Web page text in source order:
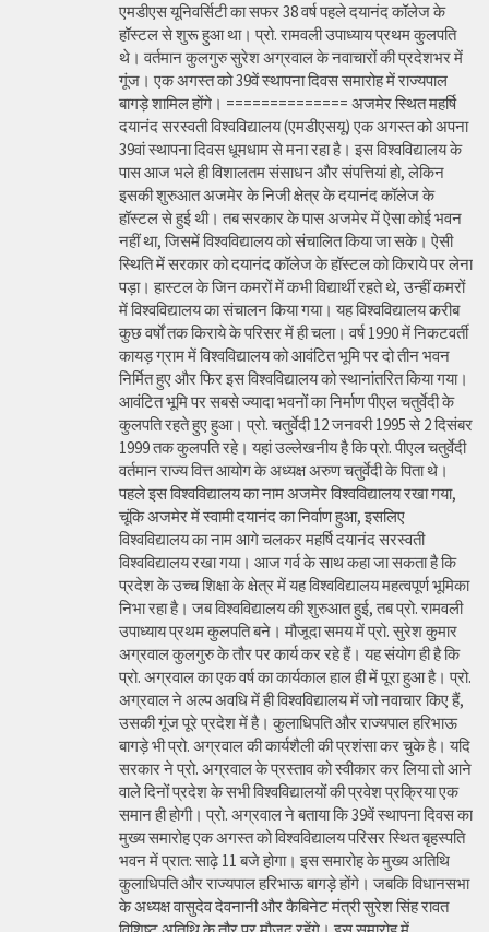
एमडीएस यूनिवर्सिटी का सफर 38 वर्ष पहले दयानंद कॉलेज के
हॉस्टल से शुरू हुआ था। प्रो. रामवली उपाध्याय प्रथम कुलपति
थे। वर्तमान कुलगुरु सुरेश अग्रवाल के नवाचारों की प्रदेशभर में
गूंज। एक अगस्त को 39वें स्थापना दिवस समारोह में राज्यपाल
बागड़े शामिल होंगे। ============== अजमेर स्थित महर्षि
दयानंद सरस्वती विश्वविद्यालय (एमडीएसयू) एक अगस्त को अपना
39वां स्थापना दिवस धूमधाम से मना रहा है। इस विश्वविद्यालय के
पास आज भले ही विशालतम संसाधन और संपत्तियां हो, लेकिन
इसकी शुरुआत अजमेर के निजी क्षेत्र के दयानंद कॉलेज के
हॉस्टल से हुई थी। तब सरकार के पास अजमेर में ऐसा कोई भवन
नहीं था, जिसमें विश्वविद्यालय को संचालित किया जा सके। ऐसी
स्थिति में सरकार को दयानंद कॉलेज के हॉस्टल को किराये पर लेना
पड़ा। हास्टल के जिन कमरों में कभी विद्यार्थी रहते थे, उन्हीं कमरों
में विश्वविद्यालय का संचालन किया गया। यह विश्वविद्यालय करीब
कुछ वर्षों तक किराये के परिसर में ही चला। वर्ष 1990 में निकटवर्ती
कायड़ ग्राम में विश्वविद्यालय को आवंटित भूमि पर दो तीन भवन
निर्मित हुए और फिर इस विश्वविद्यालय को स्थानांतरित किया गया।
आवंटित भूमि पर सबसे ज्यादा भवनों का निर्माण पीएल चतुर्वेदी के
कुलपति रहते हुए हुआ। प्रो. चतुर्वेदी 12 जनवरी 1995 से 2 दिसंबर
1999 तक कुलपति रहे। यहां उल्लेखनीय है कि प्रो. पीएल चतुर्वेदी
वर्तमान राज्य वित्त आयोग के अध्यक्ष अरुण चतुर्वेदी के पिता थे।
पहले इस विश्वविद्यालय का नाम अजमेर विश्वविद्यालय रखा गया,
चूंकि अजमेर में स्वामी दयानंद का निर्वाण हुआ, इसलिए
विश्वविद्यालय का नाम आगे चलकर महर्षि दयानंद सरस्वती
विश्वविद्यालय रखा गया। आज गर्व के साथ कहा जा सकता है कि
प्रदेश के उच्च शिक्षा के क्षेत्र में यह विश्वविद्यालय महत्वपूर्ण भूमिका
निभा रहा है। जब विश्वविद्यालय की शुरुआत हुई, तब प्रो. रामवली
उपाध्याय प्रथम कुलपति बने। मौजूदा समय में प्रो. सुरेश कुमार
अग्रवाल कुलगुरु के तौर पर कार्य कर रहे हैं। यह संयोग ही है कि
प्रो. अग्रवाल का एक वर्ष का कार्यकाल हाल ही में पूरा हुआ है। प्रो.
अग्रवाल ने अल्प अवधि में ही विश्वविद्यालय में जो नवाचार किए हैं,
उसकी गूंज पूरे प्रदेश में है। कुलाधिपति और राज्यपाल हरिभाऊ
बागड़े भी प्रो. अग्रवाल की कार्यशैली की प्रशंसा कर चुके है। यदि
सरकार ने प्रो. अग्रवाल के प्रस्ताव को स्वीकार कर लिया तो आने
वाले दिनों प्रदेश के सभी विश्वविद्यालयों की प्रवेश प्रक्रिया एक
समान ही होगी। प्रो. अग्रवाल ने बताया कि 39वें स्थापना दिवस का
मुख्य समारोह एक अगस्त को विश्वविद्यालय परिसर स्थित बृहस्पति
भवन में प्रात: साढ़े 11 बजे होगा। इस समारोह के मुख्य अतिथि
कुलाधिपति और राज्यपाल हरिभाऊ बागड़े होंगे। जबकि विधानसभा
के अध्यक्ष वासुदेव देवनानी और कैबिनेट मंत्री सुरेश सिंह रावत